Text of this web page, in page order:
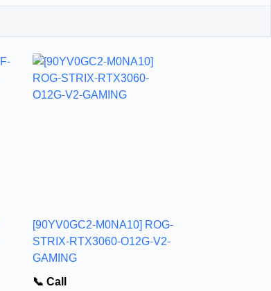
[90YV0GC2-M0NA10] ROG-
STRIX-RTX3060-O12G-V2-
GAMING
📞 Call